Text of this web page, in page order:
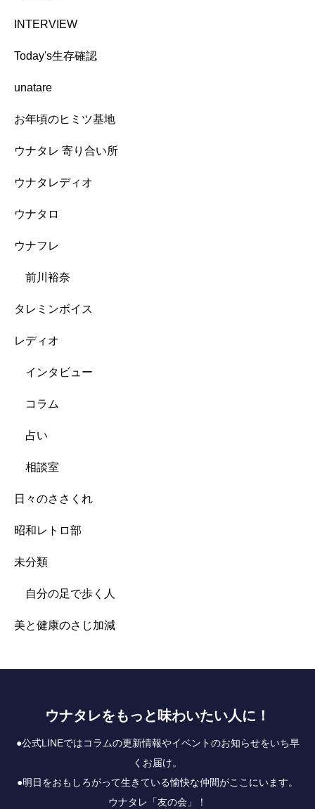
INTERVIEW
Today's生存確認
unatare
お年頃のヒミツ基地
ウナタレ 寄り合い所
ウナタレディオ
ウナタロ
ウナフレ
前川裕奈
タレミンボイス
レディオ
インタビュー
コラム
占い
相談室
日々のささくれ
昭和レトロ部
未分類
自分の足で歩く人
美と健康のさじ加減
ウナタレをもっと味わいたい人に！
●公式LINEではコラムの更新情報やイベントのお知らせをいち早
くお届け。
●明日をおもしろがって生きている愉快な仲間がここにいます。
ウナタレ「友の会」！